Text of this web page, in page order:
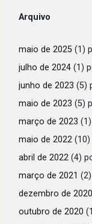
Arquivo
maio de 2025 (1)
julho de 2024 (1)
junho de 2023 (5)
maio de 2023 (5)
março de 2023
maio de 2022
abril de 2022 (4)
março de 2021
dezembro de 2020
outubro de 2020